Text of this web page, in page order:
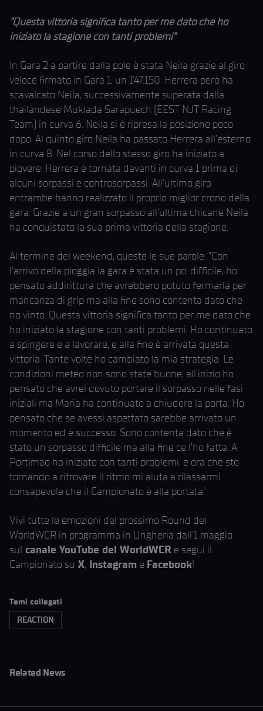
“Questa vittoria significa tanto per me dato che ho
iniziato la stagione con tanti problemi”
In Gara 2 a partire dalla pole è stata Neila grazie al giro
veloce firmato in Gara 1, un 1’47.150. Herrera però ha
scavalcato Neila, successivamente superata dalla
thailandese Muklada Sarapuech (EEST NJT Racing
Team) in curva 6. Neila si è ripresa la posizione poco
dopo. Al quinto giro Neila ha passato Herrera all’esterno
in curva 8. Nel corso dello stesso giro ha iniziato a
piovere, Herrera è tornata davanti in curva 1 prima di
alcuni sorpassi e controsorpassi. All’ultimo giro
entrambe hanno realizzato il proprio miglior crono della
gara. Grazie a un gran sorpasso all’ultima chicane Neila
ha conquistato la sua prima vittoria della stagione.
Al termine del weekend, queste le sue parole: ”Con
l’arrivo della pioggia la gara è stata un po’ difficile, ho
pensato addirittura che avrebbero potuto fermarla per
mancanza di grip ma alla fine sono contenta dato che
ho vinto. Questa vittoria significa tanto per me dato che
ho iniziato la stagione con tanti problemi. Ho continuato
a spingere e a lavorare, e alla fine è arrivata questa
vittoria. Tante volte ho cambiato la mia strategia. Le
condizioni meteo non sono state buone, all’inizio ho
pensato che avrei dovuto portare il sorpasso nelle fasi
iniziali ma Maria ha continuato a chiudere la porta. Ho
pensato che se avessi aspettato sarebbe arrivato un
momento ed è successo. Sono contenta dato che è
stato un sorpasso difficile ma alla fine ce l’ho fatta. A
Portimao ho iniziato con tanti problemi, e ora che sto
tornando a ritrovare il ritmo mi aiuta a rilassarmi
consapevole che il Campionato è alla portata”.
Vivi tutte le emozioni del prossimo Round del
WorldWCR in programma in Ungheria dall’1 maggio
sul canale YouTube del WorldWCR e segui il
Campionato su X, Instagram e Facebook!
Temi collegati
REACTION
Related News